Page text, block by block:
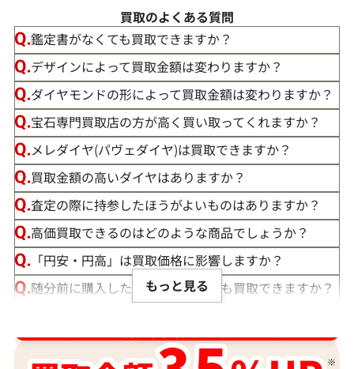
買取のよくある質問
鑑定書がなくても買取できますか？
デザインによって買取金額は変わりますか？
ダイヤモンドの形によって買取金額は変わりますか？
宝石専門買取店の方が高く買い取ってくれますか？
メレダイヤ(パヴェダイヤ)は買取できますか？
買取金額の高いダイヤはありますか？
査定の際に持参したほうがよいものはありますか？
高価買取できるのはどのような商品でしょうか？
「円安・円高」は買取価格に影響しますか？
随分前に購入したダイヤモンドでも買取できますか？
宝石の大きさは買取価格に影響する？
もっと見る